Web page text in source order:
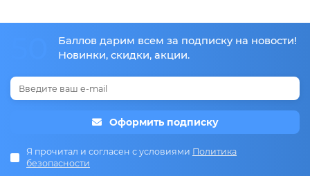
Баллов дарим всем за подписку на новости!
Новинки, скидки, акции.
Оформить подписку
Я прочитал и согласен с условиями Политика
безопасности